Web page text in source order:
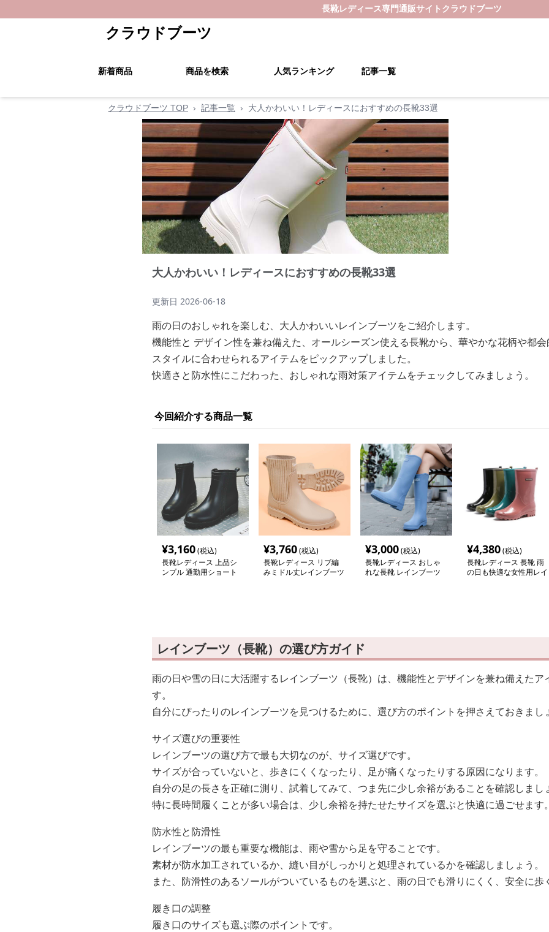
長靴レディース専門通販サイト クラウドブーツ
クラウドブーツ
新着商品 商品を検索 人気ランキング 記事一覧
クラウドブーツ TOP › 記事一覧 › 大人かわいい！レディースにおすすめの長靴33選
大人かわいい！レディースにおすすめの長靴33選
更新日 2026-06-18
雨の日のおしゃれを楽しむ、大人かわいいレインブーツをご紹介します。
機能性と デザイン性を兼ね備えた、オールシーズン使える長靴から、華やかな花柄や都
スタイルに合わせられるアイテムをピックアップしました。
快適さと防水性にこだわった、おしゃれな雨対策アイテムをチェックしてみましょう。
今回紹介する商品一覧
¥3,160(税込)
長靴レディース 上品シ
ンプル 通勤用ショート
¥3,760(税込)
長靴レディース リブ編
みミドル丈レインブーツ
¥3,000(税込)
長靴レディース おしゃ
れな長靴 レインブーツ
¥4,380(税込)
長靴レディース 長靴 雨
の日も快適な女性用レイ
レインブーツ（長靴）の選び方ガイド
雨の日や雪の日に大活躍するレインブーツ（長靴）は、機能性とデザインを兼ね備えた
す。
自分にぴったりのレインブーツを見つけるために、選び方のポイントを押さえておきまし
サイズ選びの重要性
レインブーツの選び方で最も大切なのが、サイズ選びです。
サイズが合っていないと、歩きにくくなったり、足が痛くなったりする原因になります。
自分の足の長さを正確に測り、試着してみて、つま先に少し余裕があることを確認しまし
特に長時間履くことが多い場合は、少し余裕を持たせたサイズを選ぶと快適に過ごせます
防水性と防滑性
レインブーツの最も重要な機能は、雨や雪から足を守ることです。
素材が防水加工されているか、縫い目がしっかりと処理されているかを確認しましょう。
また、防滑性のあるソールがついているものを選ぶと、雨の日でも滑りにくく、安全に歩
履き口の調整
履き口のサイズも選ぶ際のポイントです。